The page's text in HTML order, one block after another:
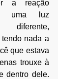
a reação
uma luz
nada a
que estava
trouxe à
dentro dele.